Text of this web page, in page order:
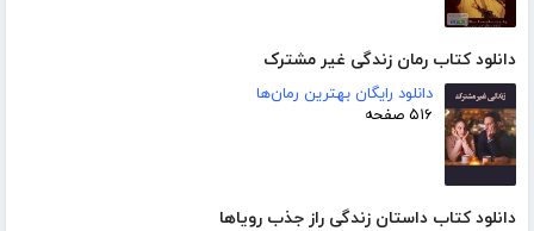
دانلود کتاب رمان زندگی غیر مشترک
دانلود رایگان بهترین رمان‌ها
۵۱۶ صفحه
دانلود کتاب داستان زندگی راز جذب رویاها